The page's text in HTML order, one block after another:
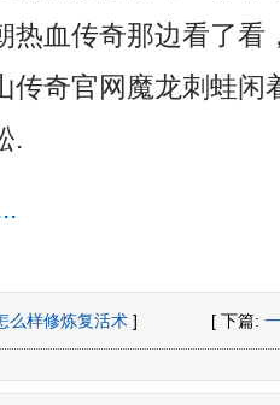
热血传奇那边看了看
传奇官网魔龙刺蛙闲
.
么样修炼复活术 ] [ 下篇: